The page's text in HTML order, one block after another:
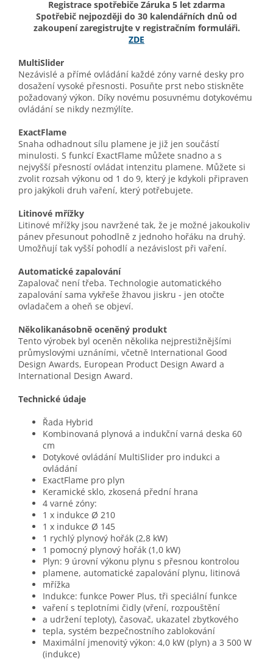
Registrace spotřebiče Záruka 5 let zdarma
Spotřebič nejpozději do 30 kalendářních dnů od
zakoupení zaregistrujte v registračním formuláři.
ZDE
MultiSlider
Nezávislé a přímé ovládání každé zóny varné desky pro
dosažení vysoké přesnosti. Posuňte prst nebo stiskněte
požadovaný výkon. Díky novému posuvnému dotykovému
ovládání se nikdy nezmýlíte.
ExactFlame
Snaha odhadnout sílu plamene je již jen součástí
minulosti. S funkcí ExactFlame můžete snadno a s
nejvyšší přesností ovládat intenzitu plamene. Můžete si
zvolit rozsah výkonu od 1 do 9, který je kdykoli připraven
pro jakýkoli druh vaření, který potřebujete.
Litinové mřížky
Litinové mřížky jsou navržené tak, že je možné jakoukoliv
pánev přesunout pohodlně z jednoho hořáku na druhý.
Umožňují tak vyšší pohodlí a nezávislost při vaření.
Automatické zapalování
Zapalovač není třeba. Technologie automatického
zapalování sama vykřeše žhavou jiskru - jen otočte
ovladačem a oheň se objeví.
Několikanásobně oceněný produkt
Tento výrobek byl oceněn několika nejprestižnějšími
průmyslovými uznáními, včetně International Good
Design Awards, European Product Design Award a
International Design Award.
Technické údaje
Řada Hybrid
Kombinovaná plynová a indukční varná deska 60
cm
Dotykové ovládání MultiSlider pro indukci a
ovládání
ExactFlame pro plyn
Keramické sklo, zkosená přední hrana
4 varné zóny:
1 x indukce Ø 210
1 x indukce Ø 145
1 rychlý plynový hořák (2,8 kW)
1 pomocný plynový hořák (1,0 kW)
Plyn: 9 úrovní výkonu plynu s přesnou kontrolou
plamene, automatické zapalování plynu, litinová
mřížka
Indukce: funkce Power Plus, tři speciální funkce
vaření s teplotními čidly (vření, rozpouštění
a udržení teploty), časovač, ukazatel zbytkového
tepla, systém bezpečnostního zablokování
Maximální jmenovitý výkon: 4,0 kW (plyn) a 3 500 W
(indukce)